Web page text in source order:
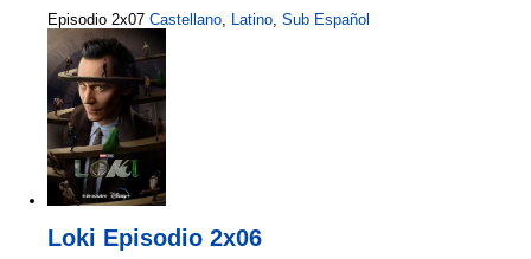
Episodio 2x07 Castellano Latino Sub Español
Loki Episodio 2x06